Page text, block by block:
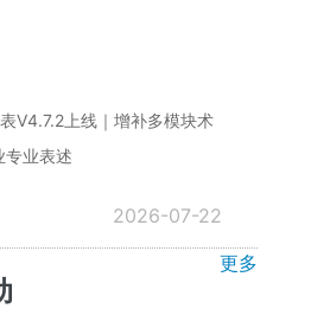
V4.7.2上线｜增补多模块术
专业表述
2026-07-22
更多